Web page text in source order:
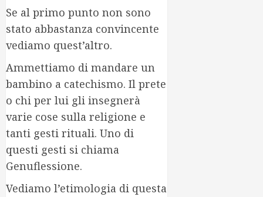
Se al primo punto non sono
stato abbastanza convincente
vediamo quest’altro.
Ammettiamo di mandare un
bambino a catechismo. Il prete
o chi per lui gli insegnerà
varie cose sulla religione e
tanti gesti rituali. Uno di
questi gesti si chiama
Genuflessione.
Vediamo l’etimologia di questa